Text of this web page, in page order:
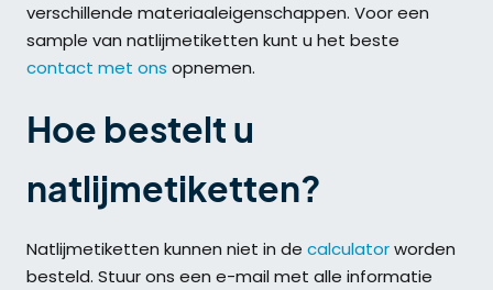
verschillende materiaaleigenschappen. Voor een
sample van natlijmetiketten kunt u het beste
contact met ons opnemen.
Hoe bestelt u
natlijmetiketten?
Natlijmetiketten kunnen niet in de calculatorworden
besteld. Stuur ons een e-mail met alle informatie